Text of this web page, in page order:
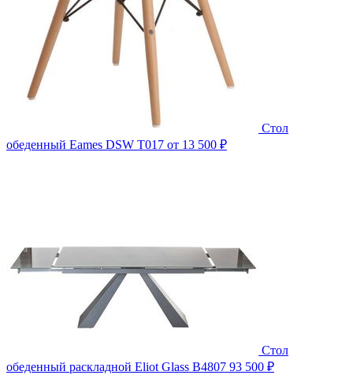
Стол
обеденный Eames DSW T017 от 13 500 ₽
Стол
обеденный раскладной Eliot Glass B4807 93 500 ₽